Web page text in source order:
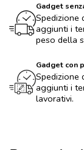
Gadget
Spedizione
aggiunti i
peso della
Gadget con
Spedizione
aggiunti i
lavorativi.